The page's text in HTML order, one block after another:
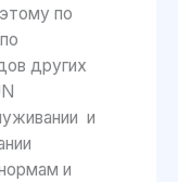
по
других
и
и